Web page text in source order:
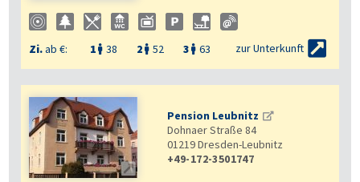
Zi.ab €: 1  38 2  52 3  63 zur Unterkunft 

Pension Leubnitz
Dohnaer Straße 84
01219Dresden-Leubnitz
+49-172-3501747